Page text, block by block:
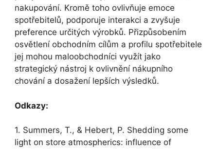
nakupování. Kromě toho ovlivňuje emoce
spotřebitelů, podporuje interakci a zvyšuje
preference určitých výrobků. Přizpůsobením
osvětlení obchodním cílům a profilu spotřebitele
jej mohou maloobchodníci využít jako
strategický nástroj k ovlivnění nákupního
chování a dosažení lepších výsledků.
Odkazy:
1. Summers, T., & Hebert, P. Shedding some
light on store atmospherics: influence of